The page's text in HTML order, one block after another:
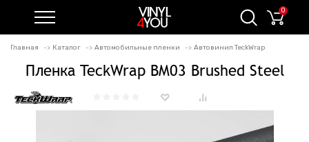
0
Главная Каталог Автомобильные пленки Автовинил TeckWrap
Пленка TeckWrap BM03 Brushed Steel